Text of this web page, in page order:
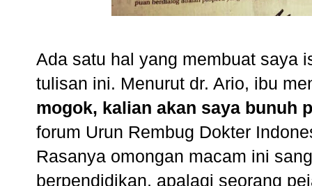
Ada satu hal yang membuat saya
tulisan ini. Menurut dr. Ario, ibu
mogok, kalian akan saya bunuh
forum Urun Rembug Dokter
Rasanya omongan macam ini
berpendidikan, apalagi seorang